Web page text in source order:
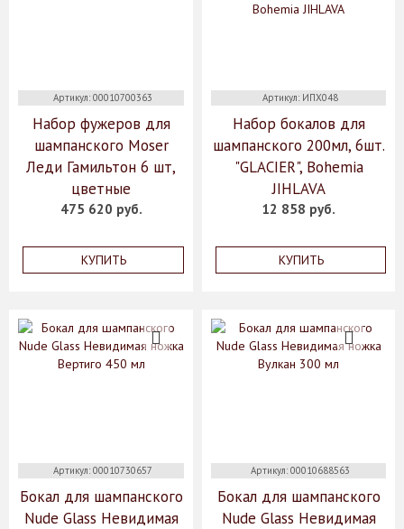
Артикул: 00010700363
Набор фужеров для
шампанского Moser
Леди Гамильтон 6 шт,
цветные
475 620 руб.
КУПИТЬ
Артикул: ИПХ048
Набор бокалов для
шампанского 200мл, 6шт.
"GLACIER", Bohemia
JIHLAVA
12 858 руб.
КУПИТЬ
Артикул: 00010730657
Бокал для шампанского
Nude Glass Невидимая
Артикул: 00010688563
Бокал для шампанского
Nude Glass Невидимая